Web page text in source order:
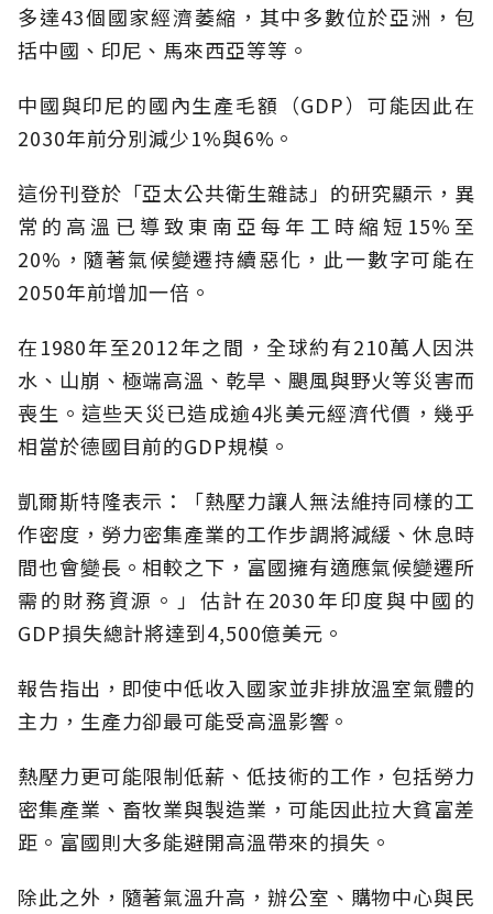
多達43個國家經濟萎縮，其中多數位於亞洲，包
括中國、印尼、馬來西亞等等。
中國與印尼的國內生產毛額（GDP）可能因此在
2030年前分別減少1%與6%。
這份刊登於「亞太公共衛生雜誌」的研究顯示，異
常的高溫已導致東南亞每年工時縮短15%至
20%，隨著氣候變遷持續惡化，此一數字可能在
2050年前增加一倍。
在1980年至2012年之間，全球約有210萬人因洪
水、山崩、極端高溫、乾旱、颶風與野火等災害而
喪生。這些天災已造成逾4兆美元經濟代價，幾乎
相當於德國目前的GDP規模。
凱爾斯特隆表示：「熱壓力讓人無法維持同樣的工
作密度，勞力密集產業的工作步調將減緩、休息時
間也會變長。相較之下，富國擁有適應氣候變遷所
需的財務資源。」估計在2030年印度與中國的
GDP損失總計將達到4,500億美元。
報告指出，即使中低收入國家並非排放溫室氣體的
主力，生產力卻最可能受高溫影響。
熱壓力更可能限制低薪、低技術的工作，包括勞力
密集產業、畜牧業與製造業，可能因此拉大貧富差
距。富國則大多能避開高溫帶來的損失。
除此之外，隨著氣溫升高，辦公室、購物中心與民